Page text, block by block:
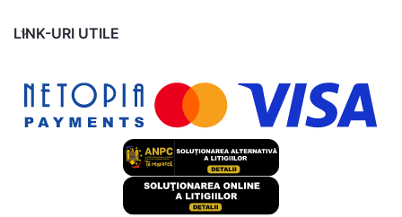
LINK-URI UTILE